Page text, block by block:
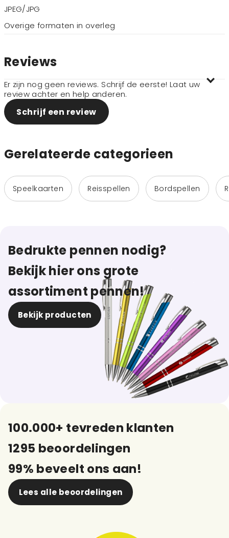
JPEG/JPG
Overige formaten in overleg
Reviews
Er zijn nog geen reviews. Schrijf de eerste! Laat uw
review achter en help anderen.
Schrijf een review
Gerelateerde categorieen
Speelkaarten Reisspellen Bordspellen
Bedrukte pennen nodig?
Bekijk hier ons grote
assortiment pennen!
Bekijk producten
100.000+ tevreden klanten
1295 beoordelingen
99% beveelt ons aan!
Lees alle beoordelingen